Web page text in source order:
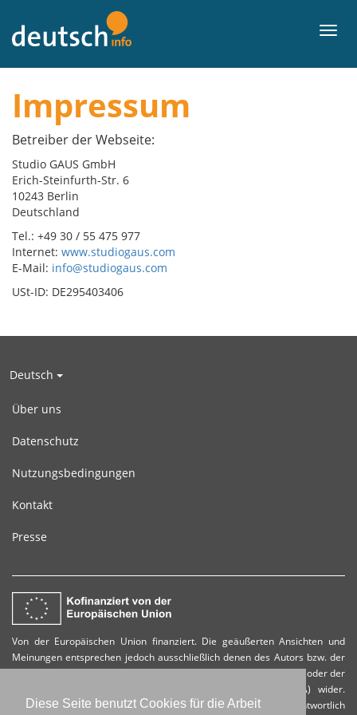
Diese Seite benutzt Cookies für die Arbeit
Inhalt
Impressum
Betreiber der Webseite:
Studio GAUS GmbH
Erich-Steinfurth-Str. 6
10243 Berlin
Deutschland
Tel.: +49 30 / 55 475 977
Internet: www.studiogaus.com
E-Mail: info@studiogaus.com
USt-ID: DE295403406
Deutsch
Über uns
Datenschutz
Nutzungsbedingungen
Kontakt
Presse
Von der Europäischen Union finanziert. Die geäußerten Ansichten und
Meinungen entsprechen jedoch ausschließlich denen des Autors bzw. der
Autoren und spiegeln nicht zwingend die der Europäischen Union oder der
Europäischen Exekutivagentur für Bildung und Kultur (EACEA) wider.
Weder die Europäische Union noch die EACEA können dafür verantwortlich